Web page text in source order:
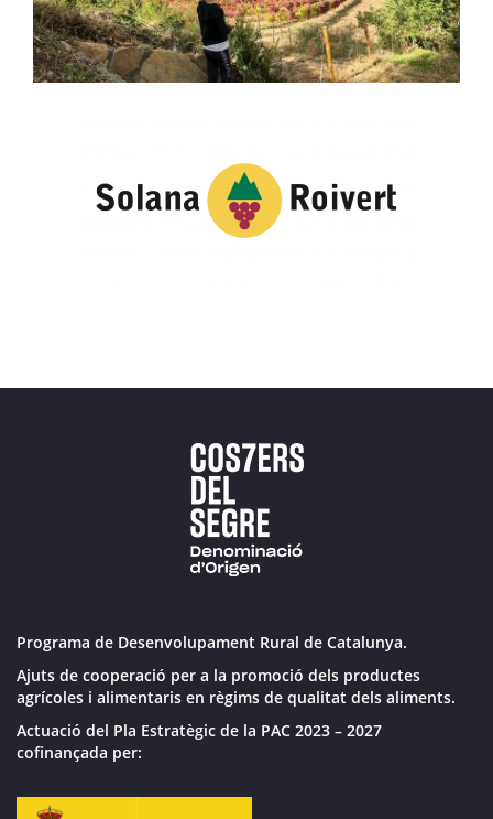
Programa de Desenvolupament Rural de Catalunya.
Ajuts de cooperació per a la promoció dels productes
agrícoles i alimentaris en règims de qualitat dels aliments.
Actuació del Pla Estratègic de la PAC 2023 – 2027
cofinançada per: